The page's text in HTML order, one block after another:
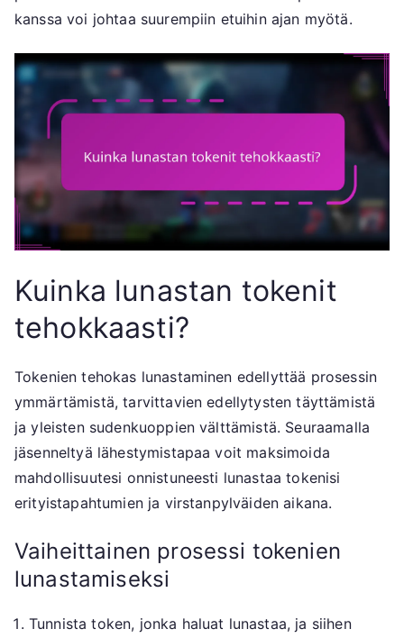
kanssa voi johtaa suurempiin etuihin ajan myötä.
Kuinka lunastan tokenit
tehokkaasti?
Tokenien tehokas lunastaminen edellyttää prosessin
ymmärtämistä, tarvittavien edellytysten täyttämistä
ja yleisten sudenkuoppien välttämistä. Seuraamalla
jäsenneltyä lähestymistapaa voit maksimoida
mahdollisuutesi onnistuneesti lunastaa tokenisi
erityistapahtumien ja virstanpylväiden aikana.
Vaiheittainen prosessi tokenien
lunastamiseksi
Tunnista token, jonka haluat lunastaa, ja siihen